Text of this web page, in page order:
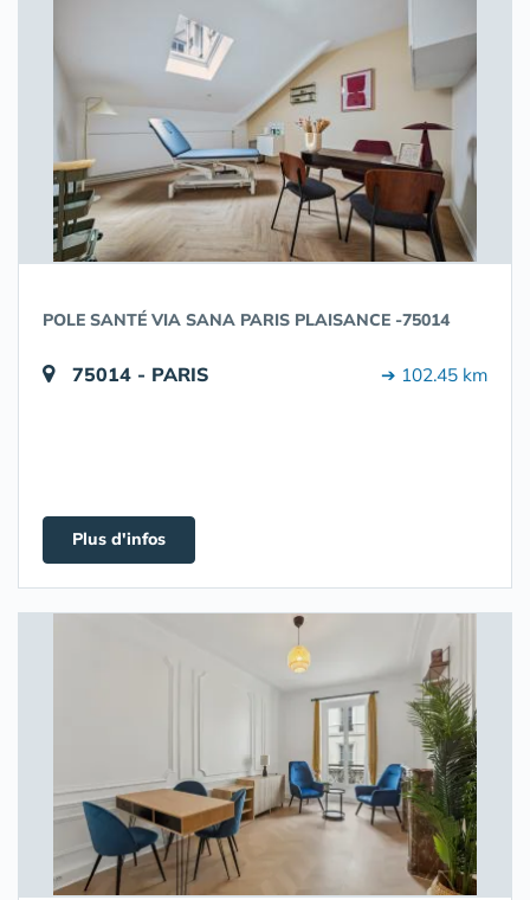
POLE SANTÉ VIA SANA PARIS PLAISANCE -75014
75014 - PARIS ➔ 102.45 km
Plus d'infos